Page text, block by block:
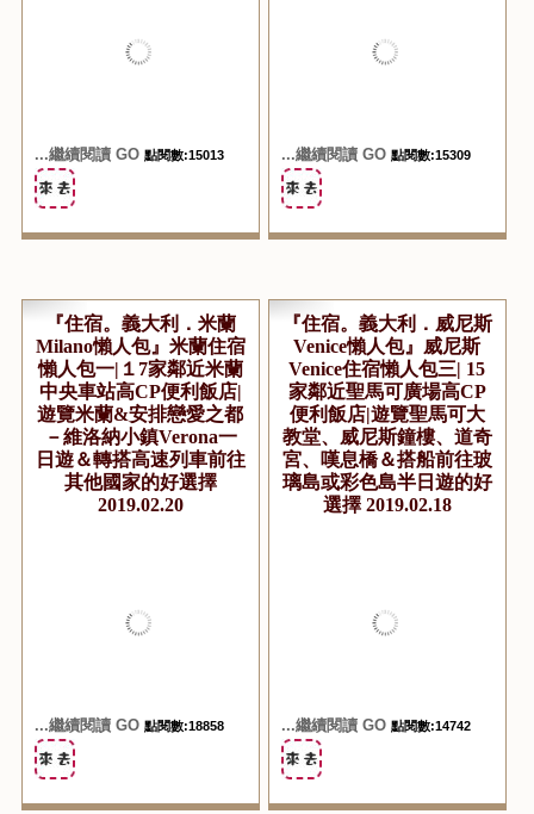
...繼續閱讀 GO 點閱數:15013 ...繼續閱讀 GO 點閱數:15309
『住宿。義大利．米蘭
Milano懶人包』米蘭住宿
懶人包一|１7家鄰近米蘭
中央車站高CP便利飯店|
遊覽米蘭&安排戀愛之都
－維洛納小鎮Verona一
日遊＆轉搭高速列車前往
其他國家的好選擇
2019.02.20
...繼續閱讀 GO 點閱數:18858
『住宿。義大利．威尼斯
Venice懶人包』威尼斯
Venice住宿懶人包三| 15
家鄰近聖馬可廣場高CP
便利飯店|遊覽聖馬可大
教堂、威尼斯鐘樓、道奇
宮、嘆息橋＆搭船前往玻
璃島或彩色島半日遊的好
選擇 2019.02.18
...繼續閱讀 GO 點閱數:14742